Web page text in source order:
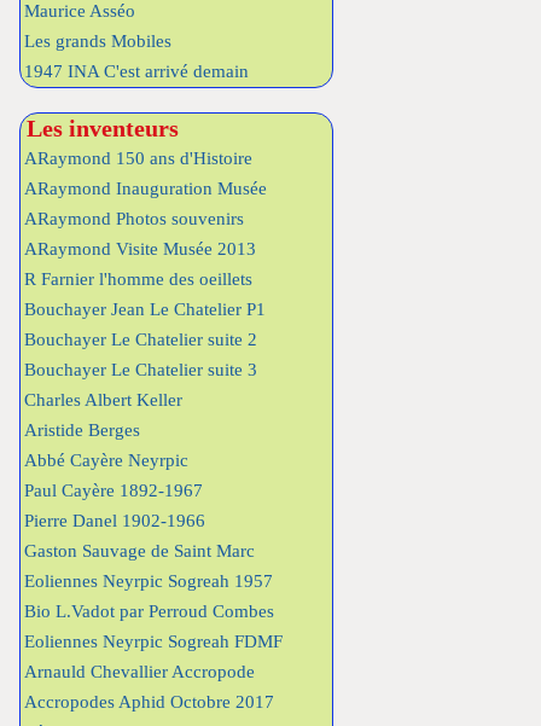
Maurice Asséo
Les grands Mobiles
1947 INA C'est arrivé demain
Les inventeurs
ARaymond 150 ans d'Histoire
ARaymond Inauguration Musée
ARaymond Photos souvenirs
ARaymond Visite Musée 2013
R Farnier l'homme des oeillets
Bouchayer Jean Le Chatelier P1
Bouchayer Le Chatelier suite 2
Bouchayer Le Chatelier suite 3
Charles Albert Keller
Aristide Berges
Abbé Cayère Neyrpic
Paul Cayère 1892-1967
Pierre Danel 1902-1966
Gaston Sauvage de Saint Marc
Eoliennes Neyrpic Sogreah 1957
Bio L.Vadot par Perroud Combes
Eoliennes Neyrpic Sogreah FDMF
Arnauld Chevallier Accropode
Accropodes Aphid Octobre 2017